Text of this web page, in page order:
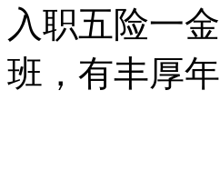
入职五险一
班，有丰厚